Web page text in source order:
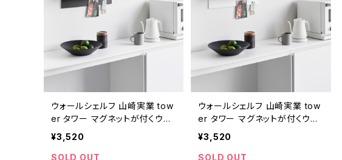
ウォールシェルフ 山崎実業 tow
er タワー マグネットが付くウォ
ールラックW50 石こうボード壁
対応 ブラック
¥3,520
SOLD OUT
ウォールシェルフ 山崎実業 tow
er タワー マグネットが付くウォ
ールラックW50 石こうボード壁
対応 ホワイト
¥3,520
SOLD OUT